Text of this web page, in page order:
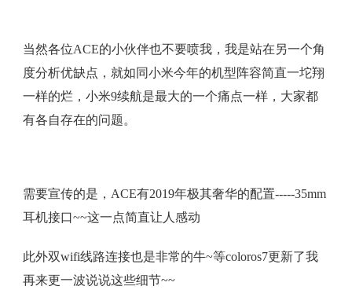
当然各位ACE的小伙伴也不要喷我，我是站在另一个角
度分析优缺点，就如同小米今年的机型阵容简直一坨翔
一样的烂，小米9续航是最大的一个痛点一样，大家都
有各自存在的问题。
需要宣传的是，ACE有2019年极其奢华的配置-----35mm
耳机接口~~这一点简直让人感动
此外双wifi线路连接也是非常的牛~等coloros7更新了我
再来更一波说说这些细节~~